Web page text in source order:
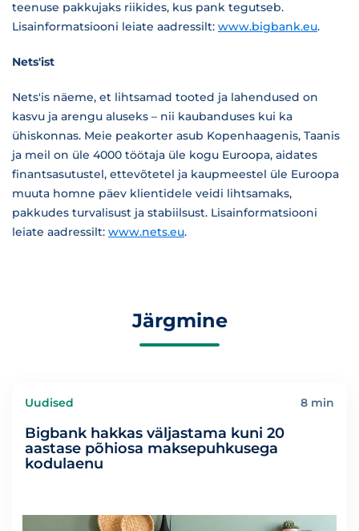
teenuse pakkujaks riikides, kus pank tegutseb.
Lisainformatsiooni leiate aadressilt: www.bigbank.eu.
Nets'ist
Nets'is näeme, et lihtsamad tooted ja lahendused on
kasvu ja arengu aluseks – nii kaubanduses kui ka
ühiskonnas. Meie peakorter asub Kopenhaagenis, Taanis
ja meil on üle 4000 töötaja üle kogu Euroopa, aidates
finantsasutustel, ettevõtetel ja kaupmeestel üle Euroopa
muuta homne päev klientidele veidi lihtsamaks,
pakkudes turvalisust ja stabiilsust. Lisainformatsiooni
leiate aadressilt: www.nets.eu.
Järgmine
Uudised 8 min
Bigbank hakkas väljastama kuni 20
aastase põhiosa maksepuhkusega
kodulaenu